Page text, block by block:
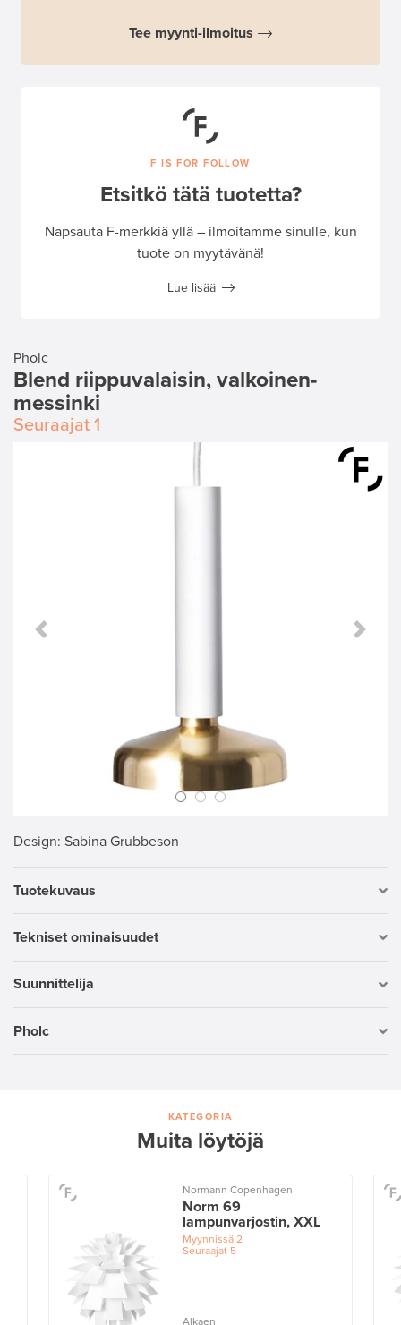
Pholc
Blend riippuvalaisin, valkoinen-
messinki
Seuraajat 1
Previous Slide Next
Design: Sabina Grubbeson
Tuotekuvaus
Tekniset ominaisuudet
Suunnittelija
Pholc
Tee myynti-ilmoitus
F IS FOR FOLLOW
Etsitkö tätä tuotetta?
Napsauta F-merkkiä yllä – ilmoitamme sinulle, kun
tuote on myytävänä!
Lue lisää
KATEGORIA
Muita löytöjä
Normann Copenhagen
Norm 69
lampunvarjostin, XXL
Myynnissä2
Seuraajat5
Alkaen